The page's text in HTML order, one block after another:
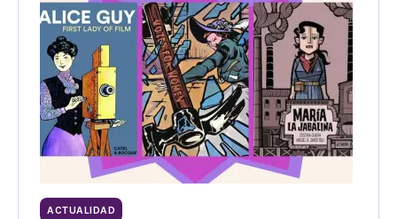
ACTUALIDAD